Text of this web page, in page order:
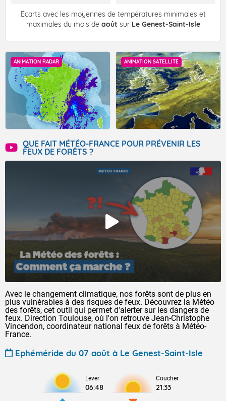
Écarts avec les moyennes de températures minimales et
maximales du mois de août sur Le Genest-Saint-Isle
ANIMATION RADAR ANIMATION SATELLITE
QUE FAIT MÉTÉO-FRANCE POUR PRÉVENIR LES
FEUX DE FORÊTS ?
Avec le changement climatique, nos forêts sont de plus en
plus vulnérables à des risques de feux. Découvrez la Météo
des forêts, cet outil qui permet d'alerter sur les dangers de
feux. Direction Toulouse, où l'on retrouve Jean-Christophe
Vincendon, coordinateur national feux de forêts à Météo-
France.
Ephéméride du 07 août à Le Genest-Saint-Isle
Lever
06:48
Coucher
21:33